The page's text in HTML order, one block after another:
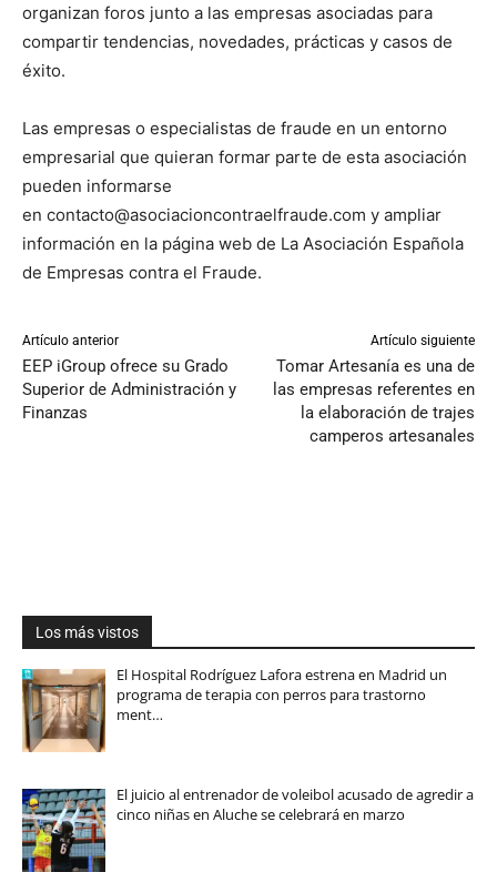
organizan foros junto a las empresas asociadas para
compartir tendencias, novedades, prácticas y casos de
éxito.
Las empresas o especialistas de fraude en un entorno
empresarial que quieran formar parte de esta asociación
pueden informarse
en contacto@asociacioncontraelfraude.com y ampliar
información en la página web de La Asociación Española
de Empresas contra el Fraude.
Artículo anterior
EEP iGroup ofrece su Grado
Superior de Administración y
Finanzas
Artículo siguiente
Tomar Artesanía es una de
las empresas referentes en
la elaboración de trajes
camperos artesanales
Los más vistos
El Hospital Rodríguez Lafora estrena en Madrid un
programa de terapia con perros para trastorno
ment…
El juicio al entrenador de voleibol acusado de agredir a
cinco niñas en Aluche se celebrará en marzo